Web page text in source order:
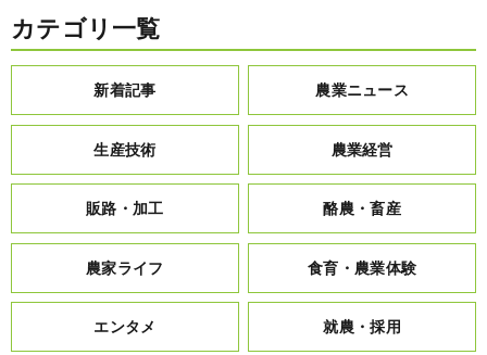
カテゴリ一覧
新着記事 農業ニュース
生産技術 農業経営
販路・加工 酪農・畜産
農家ライフ 食育・農業体験
エンタメ 就農・採用